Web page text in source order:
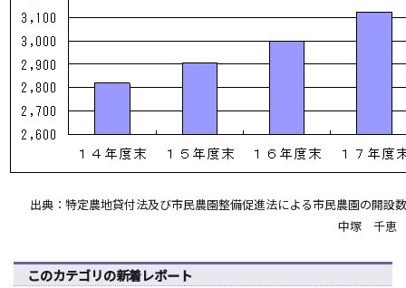
出典：特定農地貸付法及び市民農園整備促進法による市民農園の開設数
中塚 千恵
このカテゴリの新着レポート